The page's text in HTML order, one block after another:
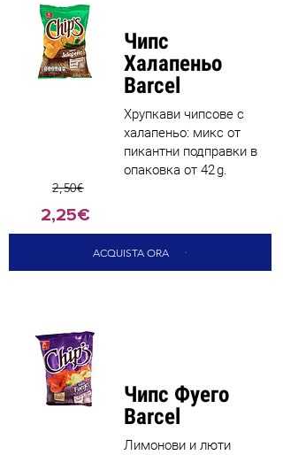
Чипс
Халапеньо
Barcel
Хрупкави чипсове с
халапеньо: микс от
пикантни подправки в
опаковка от 42 g.
2,50€
2,25€
ACQUISTA ORA
Чипс Фуего
Barcel
Лимонови и люти